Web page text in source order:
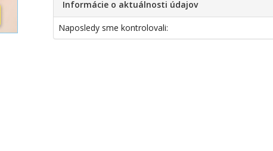
Informácie o aktuálnosti údajov
Naposledy sme kontrolovali: